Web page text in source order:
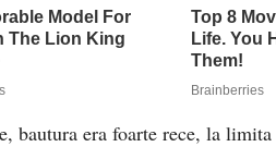
bautura era foarte rece, la